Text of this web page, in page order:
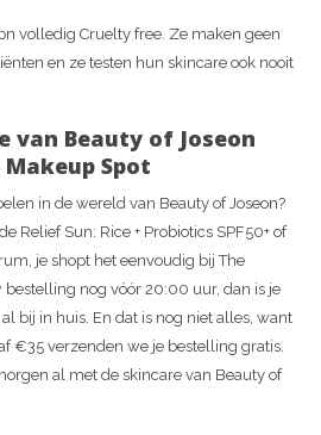
volledig Cruelty free. Ze maken geen
en ze testen hun skincare ook nooit
van Beauty of Joseon
Spot
in de wereld van Beauty of Joseon?
Relief Sun: Rice + Probiotics SPF50+ of
je shopt het eenvoudig bij The
bestelling nog vóór 20:00 uur, dan is je
bij in huis. En dat is nog niet alles, want
€35 verzenden we je bestelling gratis.
al met de skincare van Beauty of